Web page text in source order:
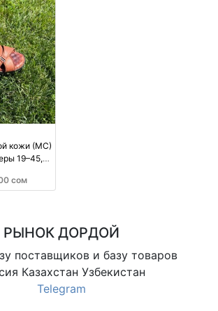
кожи (МС)
19–45,
-80%; для
сом
РЫНОК ДОРДОЙ
поставщиков и базу товаров
Казахстан Узбекистан
Telegram